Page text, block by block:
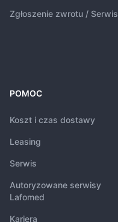
Zgłoszenie zwrotu / Serwis
POMOC
Koszt i czas dostawy
Leasing
Serwis
Autoryzowane serwisy
Lafomed
Kariera